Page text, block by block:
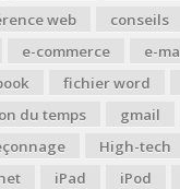
web
conseils
e-commerce
e-
fichier word
du temps
gmail
High-tech
iPad iPod